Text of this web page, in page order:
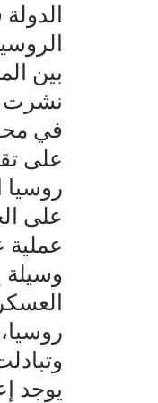
بين
نشرت
في
على
روسيا
على
وسيلة
يوجد